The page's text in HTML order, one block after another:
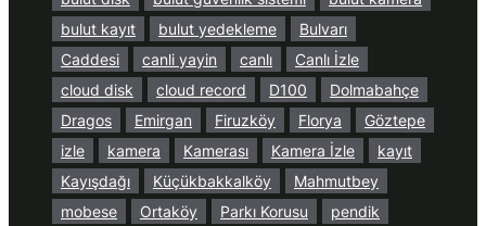
bulut kayıt
bulut yedekleme
Bulvarı
Caddesi
canli yayin canlı
Canlı İzle
cloud disk
cloud record D100
Dolmabahçe
Dragos
Emirgan Firuzköy Florya
Göztepe
izle
kamera Kamerası Kamera İzle
kayıt
Kayışdağı
Küçükbakkalköy
Mahmutbey
mobese
Ortaköy Parkı Korusu
pendik